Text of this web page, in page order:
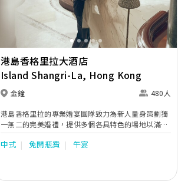
港島香格里拉大酒店
Island Shangri-La, Hong Kong
金鐘 480人
港島香格里拉的專業婚宴團隊致力為新人量身策劃獨
一無二的完美婚禮，提供多個各具特色的場地以滿足
不同規模與風格的需求。氣派奢華的「香島殿」配備
水晶吊燈與精緻裝潢，是舉辦盛大婚宴的理想選擇；
供多個別具一格的特色餐廳場地，包括雅致的「茗
中式 免開瓶費 午宴